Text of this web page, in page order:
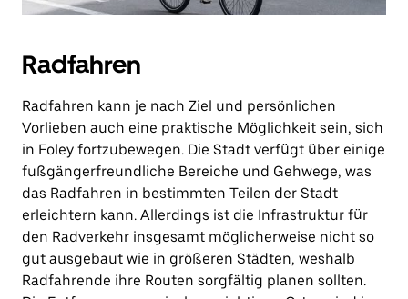
Radfahren
Radfahren kann je nach Ziel und persönlichen
Vorlieben auch eine praktische Möglichkeit sein, sich
in Foley fortzubewegen. Die Stadt verfügt über einige
fußgängerfreundliche Bereiche und Gehwege, was
das Radfahren in bestimmten Teilen der Stadt
erleichtern kann. Allerdings ist die Infrastruktur für
den Radverkehr insgesamt möglicherweise nicht so
gut ausgebaut wie in größeren Städten, weshalb
Radfahrende ihre Routen sorgfältig planen sollten.